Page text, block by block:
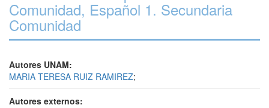
Comunidad, Español 1. Secundaria
Comunidad
Autores UNAM:
MARIA TERESA RUIZ RAMIREZ;
Autores externos: